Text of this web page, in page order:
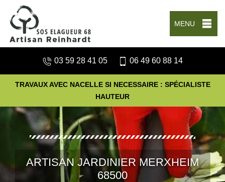
MENU
03 59 28 41 05 06 49 60 88 14
TRAVAUX AVEC NACELLE SI NECESSAIRE : SPÉCIALISTE
HAUTEUR
ARTISAN JARDINIER MERXHEIM
68500